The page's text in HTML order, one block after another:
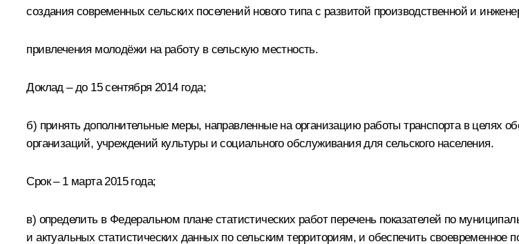
создания современных сельских поселений нового типа с развитой производственной и
привлечения молодёжи на работу в сельскую местность.
Доклад – до 15 сентября 2014 года;
б) принять дополнительные меры, направленные на организацию работы транспорта в целях
организаций, учреждений культуры и социального обслуживания для сельского населения.
Срок – 1 марта 2015 года;
в) определить в Федеральном плане статистических работ перечень показателей по
и актуальных статистических данных по сельским территориям, и обеспечить своевременное